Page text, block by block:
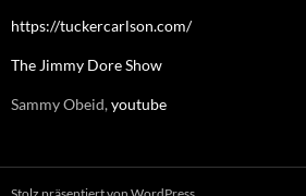
https://tuckercarlson.com/
The Jimmy Dore Show
Sammy Obeid,youtube